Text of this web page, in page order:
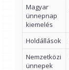
Magyar
ünnepnap
kiemelés
Holdállások
Nemzetközi
ünnepek